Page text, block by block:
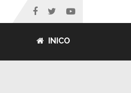
INICO